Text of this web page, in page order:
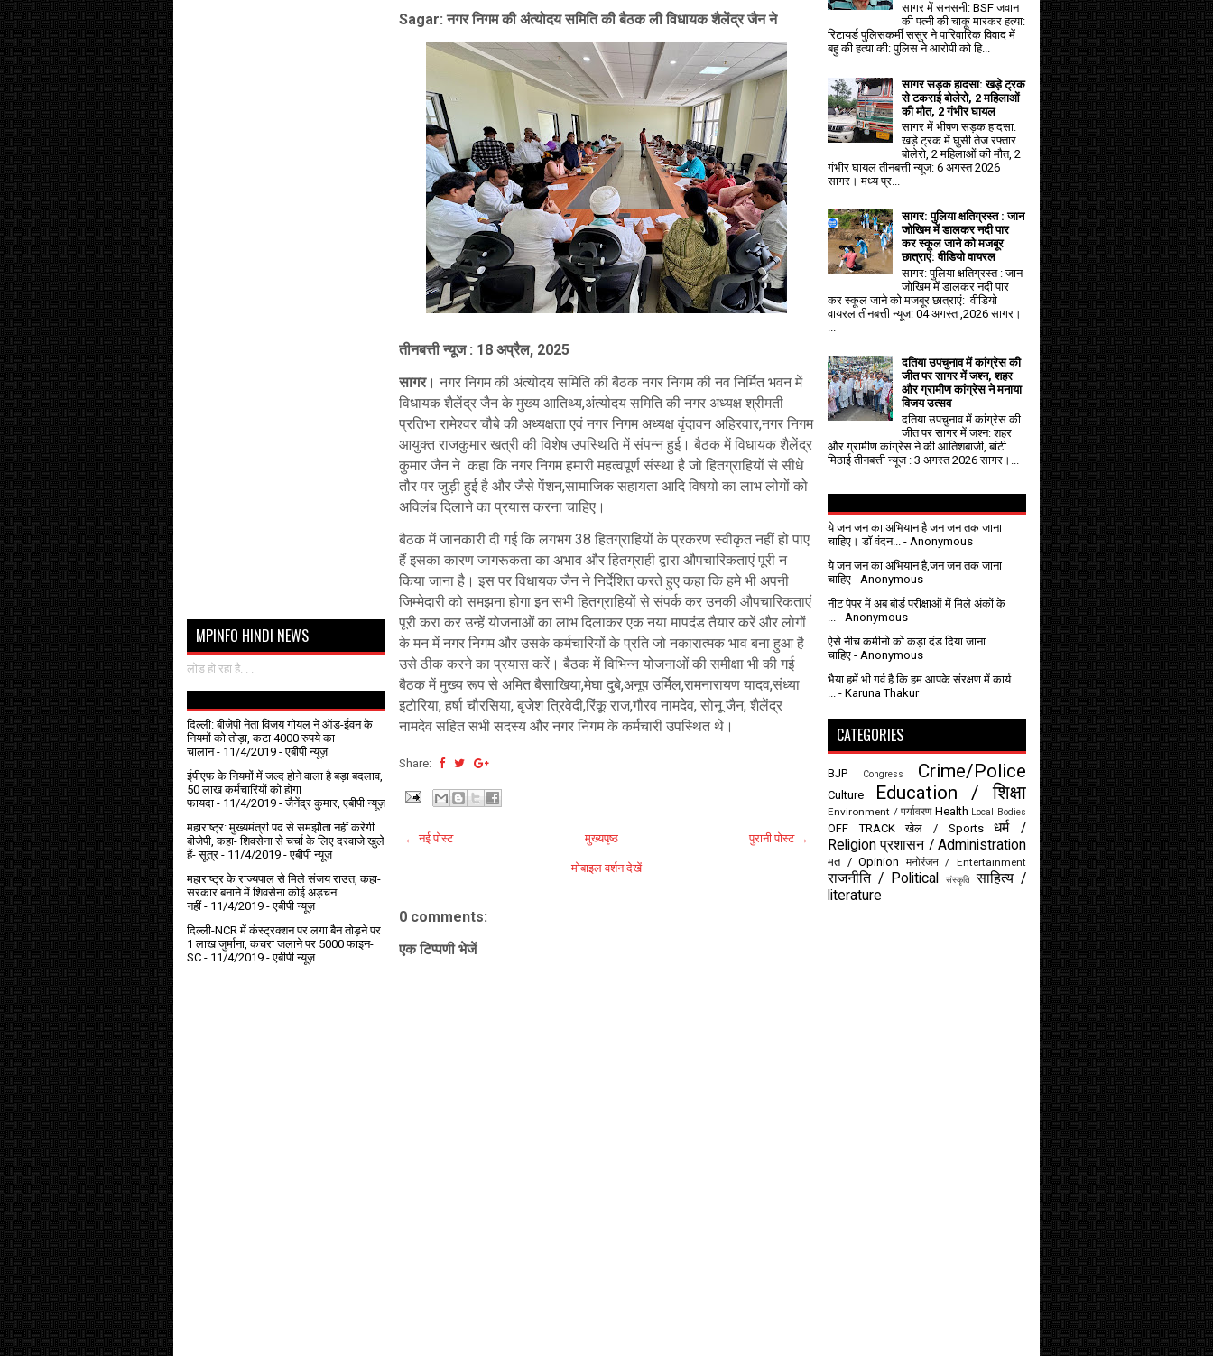
Sagar: नगर निगम की अंत्योदय समिति की बैठक ली विधायक शैलेंद्र जैन ने
तीनबत्ती न्यूज : 18 अप्रैल, 2025
सागर। नगर निगम की अंत्योदय समिति की बैठक नगर निगम की नव निर्मित भवन में
विधायक शैलेंद्र जैन के मुख्य आतिथ्य,अंत्योदय समिति की नगर अध्यक्ष श्रीमती
प्रतिभा रामेश्वर चौबे की अध्यक्षता एवं नगर निगम अध्यक्ष वृंदावन अहिरवार,नगर निगम
आयुक्त राजकुमार खत्री की विशेष उपस्थिति में संपन्न हुई। बैठक में विधायक शैलेंद्र
कुमार जैन ने कहा कि नगर निगम हमारी महत्वपूर्ण संस्था है जो हितग्राहियों से सीधे
तौर पर जुड़ी हुई है और जैसे पेंशन,सामाजिक सहायता आदि विषयो का लाभ लोगों को
अविलंब दिलाने का प्रयास करना चाहिए।
बैठक में जानकारी दी गई कि लगभग 38 हितग्राहियों के प्रकरण स्वीकृत नहीं हो पाए
हैं इसका कारण जागरूकता का अभाव और हितग्राही द्वारा औपचारिकताएं पूरी न
किया जाना है। इस पर विधायक जैन ने निर्देशित करते हुए कहा कि हमे भी अपनी
जिम्मेदारी को समझना होगा इन सभी हितग्राहियों से संपर्क कर उनकी औपचारिकताएं
पूरी करा कर उन्हें योजनाओं का लाभ दिलाकर एक नया मापदंड तैयार करें और लोगों
के मन में नगर निगम और उसके कर्मचारियों के प्रति जो नकारात्मक भाव बना हुआ है
उसे ठीक करने का प्रयास करें। बैठक में विभिन्न योजनाओं की समीक्षा भी की गई
बैठक में मुख्य रूप से अमित बैसाखिया,मेघा दुबे,अनूप उर्मिल,रामनारायण यादव,संध्या
इटोरिया, हर्षा चौरसिया, बृजेश त्रिवेदी,रिंकू राज,गौरव नामदेव, सोनू जैन, शैलेंद्र
नामदेव सहित सभी सदस्य और नगर निगम के कर्मचारी उपस्थित थे।
Share:
← नई पोस्ट पुरानी पोस्ट →
मुख्यपृष्ठ
मोबाइल वर्शन देखें
0 comments:
एक टिप्पणी भेजें
MPINFO HINDI NEWS
लोड हो रहा है. . .
दिल्ली: बीजेपी नेता विजय गोयल ने ऑड-ईवन के
नियमों को तोड़ा, कटा 4000 रुपये का
चालान- 11/4/2019 - एबीपी न्यूज़
ईपीएफ के नियमों में जल्द होने वाला है बड़ा बदलाव,
50 लाख कर्मचारियों को होगा
फायदा - 11/4/2019 - जैनेंद्र कुमार, एबीपी न्यूज़
महाराष्ट्र: मुख्यमंत्री पद से समझौता नहीं करेगी
बीजेपी, कहा- शिवसेना से चर्चा के लिए दरवाजे खुले
हैं- सूत्र - 11/4/2019 - एबीपी न्यूज़
महाराष्ट्र के राज्यपाल से मिले संजय राउत, कहा-
सरकार बनाने में शिवसेना कोई अड़चन
नहीं- 11/4/2019 - एबीपी न्यूज़
दिल्ली-NCR में कंस्ट्रक्शन पर लगा बैन तोड़ने पर
1 लाख जुर्माना, कचरा जलाने पर ₹5000 फाइन-
SC - 11/4/2019 - एबीपी न्यूज़
सागर में सनसनी: BSF जवान
की पत्नी की चाकू मारकर हत्या:
रिटायर्ड पुलिसकर्मी ससुर ने पारिवारिक विवाद में
बहु की हत्या की: पुलिस ने आरोपी को हि...
सागर सड़क हादसा: खड़े ट्रक
से टकराई बोलेरो, 2 महिलाओं
की मौत, 2 गंभीर घायल
सागर में भीषण सड़क हादसा:
खड़े ट्रक में घुसी तेज रफ्तार
बोलेरो, 2 महिलाओं की मौत, 2
गंभीर घायल तीनबत्ती न्यूज: 6 अगस्त 2026
सागर। मध्य प्र...
सागर: पुलिया क्षतिग्रस्त : जान
जोखिम में डालकर नदी पार
कर स्कूल जाने को मजबूर
छात्राएं: वीडियो वायरल
सागर: पुलिया क्षतिग्रस्त : जान
जोखिम में डालकर नदी पार
कर स्कूल जाने को मजबूर छात्राएं: वीडियो
वायरल तीनबत्ती न्यूज: 04 अगस्त ,2026 सागर।
...
दतिया उपचुनाव में कांग्रेस की
जीत पर सागर में जश्न, शहर
और ग्रामीण कांग्रेस ने मनाया
विजय उत्सव
दतिया उपचुनाव में कांग्रेस की
जीत पर सागर में जश्न: शहर
और ग्रामीण कांग्रेस ने की आतिशबाजी, बांटी
मिठाई तीनबत्ती न्यूज : 3 अगस्त 2026 सागर।...
ये जन जन का अभियान है जन जन तक जाना
चाहिए। डॉ वंदन...
- Anonymous
ये जन जन का अभियान है,जन जन तक जाना
चाहिए - Anonymous
नीट पेपर में अब बोर्ड परीक्षाओं में मिले अंकों के
- Anonymous
ऐसे नीच कमीनो को कड़ा दंड दिया जाना
चाहिए - Anonymous
भैया हमें भी गर्व है कि हम आपके संरक्षण में कार्य
- Karuna Thakur
CATEGORIES
BJP Congress Crime/Police
Culture Education / शिक्षा
Environment / पर्यावरण Health Local Bodies
OFF TRACK खेल / Sports
धर्म /
Religion प्रशासन / Administration
मत / Opinion मनोरंजन / Entertainment
राजनीति / Political संस्कृति साहित्य /
literature